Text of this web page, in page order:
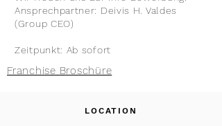
Ansprechpartner: Deivis H. Valdes
(Group CEO)
Zeitpunkt: Ab sofort
Franchise Broschüre
LOCATION